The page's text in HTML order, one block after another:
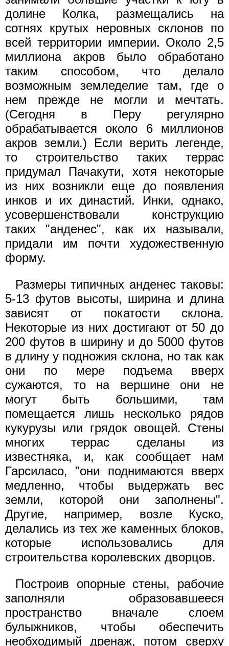
долине Колка, размещались на
сотнях крутых неровных склонов по
всей территории империи. Около 2,5
миллиона акров было обработано
таким способом, что делало
возможным земледелие там, где о
нем прежде не могли и мечтать.
(Сегодня в Перу регулярно
обрабатывается около 6 миллионов
акров земли.) Если верить легенде,
то строительство таких террас
придумал Пачакути, хотя некоторые
из них возникли еще до появления
инков и их династий. Инки, однако,
усовершенствовали конструкцию
таких "анденес", как их называли,
придали им почти художественную
форму.
Размеры типичных анденес таковы:
5-13 футов высоты, ширина и длина
зависят от покатости склона.
Некоторые из них достигают от 50 до
200 футов в ширину и до 5000 футов
в длину у подножия склона, но так как
они по мере подъема вверх
сужаются, то на вершине они не
могут быть большими, там
помещается лишь несколько рядов
кукурузы или грядок овощей. Стены
многих террас сделаны из
известняка, и, как сообщает нам
Гарсиласо, "они поднимаются вверх
медленно, чтобы выдержать вес
земли, которой они заполнены".
Другие, например, возле Куско,
делались из тех же каменных блоков,
которые использовались для
строительства королевских дворцов.
Построив опорные стены, рабочие
заполняли образовавшееся
пространство вначале слоем
булыжников, чтобы обеспечить
необходимый дренаж, потом сверху